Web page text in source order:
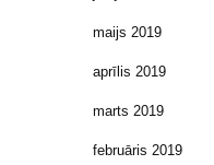
maijs 2019
aprīlis 2019
marts 2019
februāris 2019